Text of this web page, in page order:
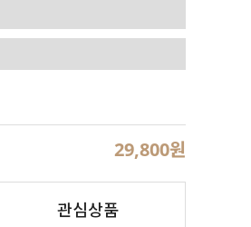
29,800원
관심상품